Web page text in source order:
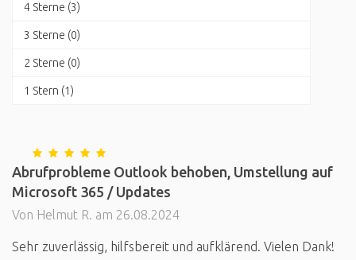
4 Sterne (3)
3 Sterne (0)
2 Sterne (0)
1 Stern (1)
Abrufprobleme Outlook behoben, Umstellung auf
Microsoft 365 / Updates
Von Helmut R. am 26.08.2024
Sehr zuverlässig, hilfsbereit und aufklärend. Vielen Dank!